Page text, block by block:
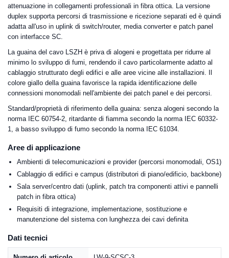
attenuazione in collegamenti professionali in fibra ottica. La versione
duplex supporta percorsi di trasmissione e ricezione separati ed è quindi
adatta all'uso in uplink di switch/router, media converter e patch panel
con interfacce SC.
La guaina del cavo LSZH è priva di alogeni e progettata per ridurre al
minimo lo sviluppo di fumi, rendendo il cavo particolarmente adatto al
cablaggio strutturato degli edifici e alle aree vicine alle installazioni. Il
colore giallo della guaina favorisce la rapida identificazione delle
connessioni monomodali nell'ambiente dei patch panel e dei percorsi.
Standard/proprietà di riferimento della guaina: senza alogeni secondo la
norma IEC 60754-2, ritardante di fiamma secondo la norma IEC 60332-
1, a basso sviluppo di fumo secondo la norma IEC 61034.
Aree di applicazione
Ambienti di telecomunicazioni e provider (percorsi monomodali, OS1)
Cablaggio di edifici e campus (distributori di piano/edificio, backbone)
Sala server/centro dati (uplink, patch tra componenti attivi e pannelli
patch in fibra ottica)
Requisiti di integrazione, implementazione, sostituzione e
manutenzione del sistema con lunghezza dei cavi definita
Dati tecnici